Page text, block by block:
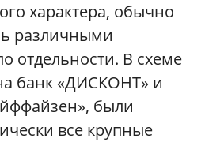
характера, обычно
различными
отдельности. В схеме
банк «ДИСКОНТ» и
были
все крупные